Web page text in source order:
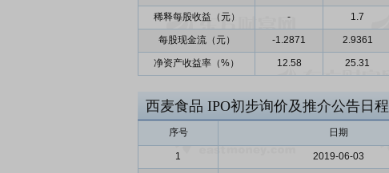
稀释每股收益（元） - 1.7
每股现金流（元） -1.2871 2.9361
净资产收益率（%） 12.58 25.31
西麦食品 IPO初步询价及推介公告日程
序号 日期
1 2019-06-03